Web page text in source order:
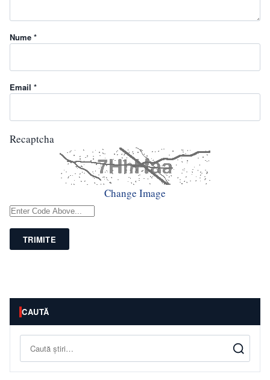
Nume *
Email *
Recaptcha
Change Image
TRIMITE
CAUTĂ
Caută